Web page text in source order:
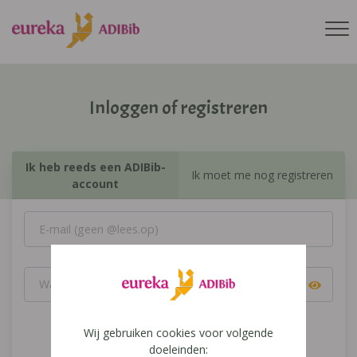
Inloggen of registreren
Ik heb reeds een ADIBib-
account
Ik moet me nog registreren
Inloggen
Wij gebruiken cookies voor volgende
doeleinden: